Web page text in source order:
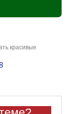
красивые